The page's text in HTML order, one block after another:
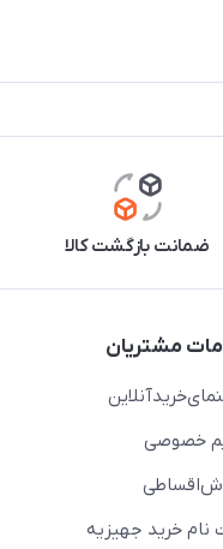
ضمانت بازگشت کالا
مشتریان
خصوصی
نام خرید جهیزیه